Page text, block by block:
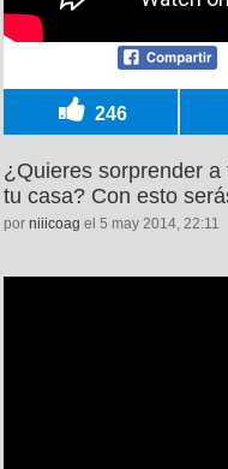
246
¿Quieres sorprender
tu casa? Con esto
por niiicoag el 5 may 2014, 22:11